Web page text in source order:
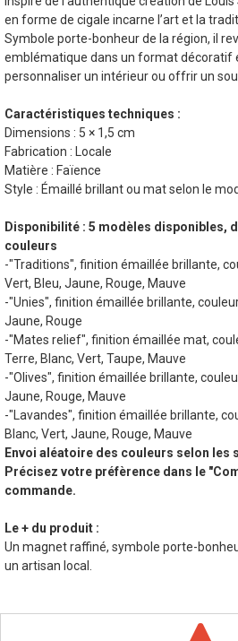
en forme de cigale incarne l’art et la
Symbole porte-bonheur de la région, il
emblématique dans un format décoratif
personnaliser un intérieur ou offrir un
Caractéristiques techniques :
Dimensions : 5 × 1,5 cm
Fabrication : Locale
Matière : Faïence
Style : Émaillé brillant ou mat selon le
Disponibilité : 5 modèles disponibles,
couleurs
-"Traditions", finition émaillée brillante,
Vert, Bleu, Jaune, Rouge, Mauve
-"Unies", finition émaillée brillante,
Jaune, Rouge
-"Mates relief", finition émaillée mat,
Terre, Blanc, Vert, Taupe, Mauve
-"Olives", finition émaillée brillante,
Jaune, Rouge, Mauve
-"Lavandes", finition émaillée brillante,
Blanc, Vert, Jaune, Rouge, Mauve
Envoi aléatoire des couleurs selon les
Précisez votre préfèrence dans le
commande.
Le + du produit :
Un magnet raffiné, symbole porte-
un artisan local.